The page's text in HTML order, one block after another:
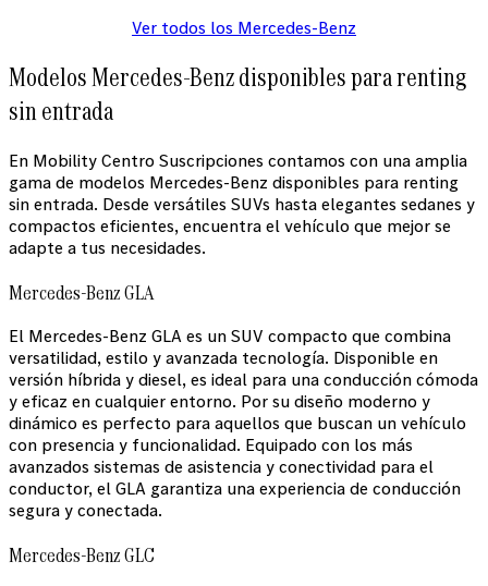
Ver todos los Mercedes-Benz
Modelos Mercedes-Benz disponibles para renting
sin entrada
En Mobility Centro Suscripciones contamos con una amplia
gama de modelos Mercedes-Benz disponibles para renting
sin entrada. Desde versátiles SUVs hasta elegantes sedanes y
compactos eficientes, encuentra el vehículo que mejor se
adapte a tus necesidades.
Mercedes-Benz GLA
El Mercedes-Benz GLA es un SUV compacto que combina
versatilidad, estilo y avanzada tecnología. Disponible en
versión híbrida y diesel, es ideal para una conducción cómoda
y eficaz en cualquier entorno. Por su diseño moderno y
dinámico es perfecto para aquellos que buscan un vehículo
con presencia y funcionalidad. Equipado con los más
avanzados sistemas de asistencia y conectividad para el
conductor, el GLA garantiza una experiencia de conducción
segura y conectada.
Mercedes-Benz GLC